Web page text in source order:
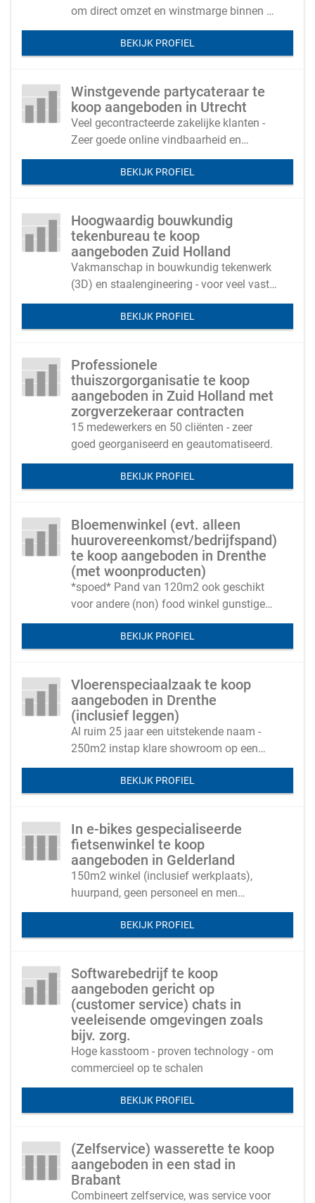
om direct omzet en winstmarge binnen te
halen zonder veel extra personeelskosten.
BEKIJK PROFIEL
Winstgevende partycateraar te
koop aangeboden in Utrecht
Veel gecontracteerde zakelijke klanten -
Zeer goede online vindbaarheid en
reviews
BEKIJK PROFIEL
Hoogwaardig bouwkundig
tekenbureau te koop
aangeboden Zuid Holland
Vakmanschap in bouwkundig tekenwerk
(3D) en staalengineering - voor veel vaste
klanten
BEKIJK PROFIEL
Professionele
thuiszorgorganisatie te koop
aangeboden in Zuid Holland met
zorgverzekeraar contracten
15 medewerkers en 50 cliënten - zeer
goed georganiseerd en geautomatiseerd.
BEKIJK PROFIEL
Bloemenwinkel (evt. alleen
huurovereenkomst/bedrijfspand)
te koop aangeboden in Drenthe
(met woonproducten)
*spoed* Pand van 120m2 ook geschikt
voor andere (non) food winkel gunstige
overnamesom
BEKIJK PROFIEL
Vloerenspeciaalzaak te koop
aangeboden in Drenthe
(inclusief leggen)
Al ruim 25 jaar een uitstekende naam -
250m2 instap klare showroom op een
zicht locatie met 150m2 opslag- bedient
klanten in een straal van 25 km
BEKIJK PROFIEL
In e-bikes gespecialiseerde
fietsenwinkel te koop
aangeboden in Gelderland
150m2 winkel (inclusief werkplaats),
huurpand, geen personeel en men
verkoopt A merken.
BEKIJK PROFIEL
Softwarebedrijf te koop
aangeboden gericht op
(customer service) chats in
veeleisende omgevingen zoals
bijv. zorg.
Hoge kasstoom - proven technology - om
commercieel op te schalen
BEKIJK PROFIEL
(Zelfservice) wasserette te koop
aangeboden in een stad in
Brabant
Combineert zelfservice, was service voor